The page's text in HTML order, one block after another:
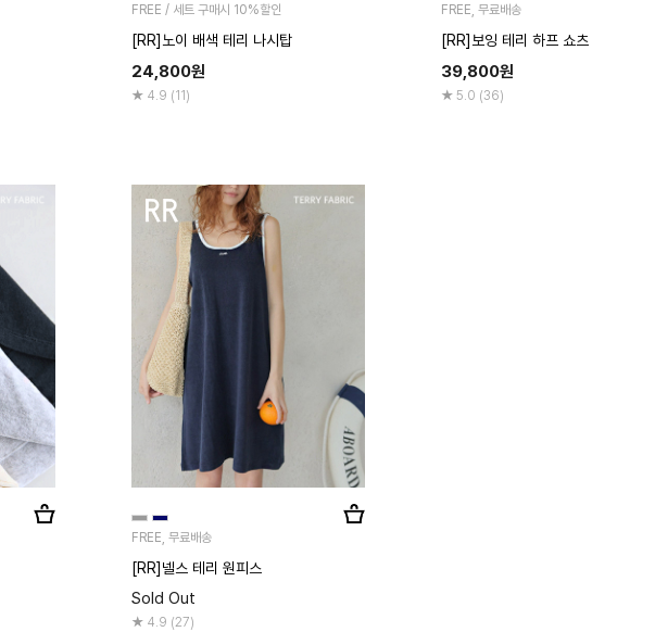
FREE / 세트 구매시 10%할인
[RR]노이 배색 테리 나시탑
24,800원
4.9 (11)
FREE, 무료배송
[RR]보잉 테리 하프 쇼츠
39,800원
5.0 (36)
FREE, 무료배송
[RR]넬스 테리 원피스
Sold Out
4.9 (27)